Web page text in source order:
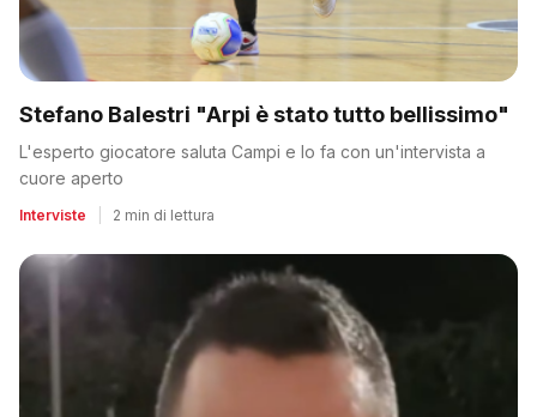
Stefano Balestri "Arpi è stato tutto bellissimo"
L'esperto giocatore saluta Campi e lo fa con un'intervista a
cuore aperto
Interviste 2 min di lettura